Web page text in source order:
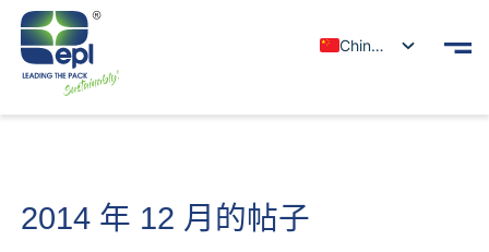
Chinese
2014 年 12 月的帖子